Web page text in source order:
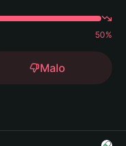
50%
Malo